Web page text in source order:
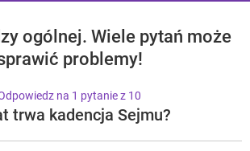
ogólnej. Wiele pytań może
problemy!
na 1 pytanie z 10
trwa kadencja Sejmu?